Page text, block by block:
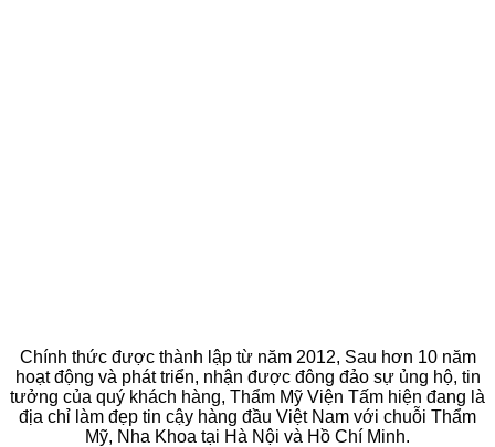
Chính thức được thành lập từ năm 2012, Sau hơn 10 năm
hoạt động và phát triển, nhận được đông đảo sự ủng hộ, tin
tưởng của quý khách hàng, Thẩm Mỹ Viện Tấm hiện đang là
địa chỉ làm đẹp tin cậy hàng đầu Việt Nam với chuỗi Thẩm
Mỹ, Nha Khoa tại Hà Nội và Hồ Chí Minh.